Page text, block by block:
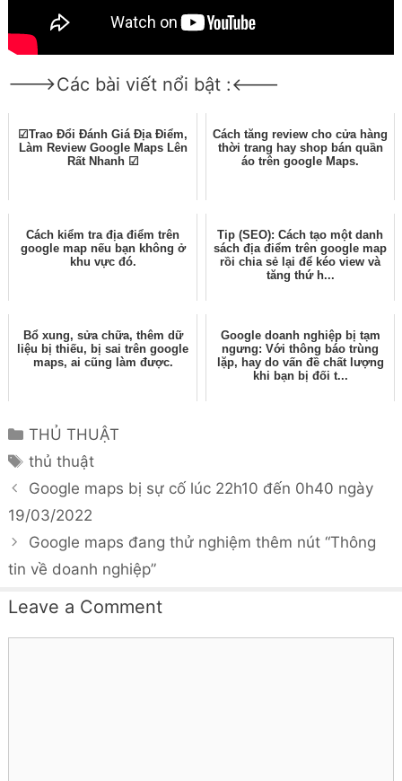
--->Các bài viết nổi bật :<---
☑Trao Đổi Đánh Giá Địa Điểm,
Làm Review Google Maps Lên
Rất Nhanh ☑
Cách tăng review cho cửa hàng
thời trang hay shop bán quần
áo trên google Maps.
Cách kiểm tra địa điểm trên
google map nếu bạn không ở
khu vực đó.
Tip (SEO): Cách tạo một danh
sách địa điểm trên google map
rồi chia sẻ lại để kéo view và
tăng thứ h...
Bổ xung, sửa chữa, thêm dữ
liệu bị thiếu, bị sai trên google
maps, ai cũng làm được.
Google doanh nghiệp bị tạm
ngưng: Với thông báo trùng
lặp, hay do vấn đề chất lượng
khi bạn bị đối t...
Categories
THỦ THUẬT
Tags
thủ thuật
Google maps bị sự cố lúc 22h10 đến 0h40 ngày
19/03/2022
Google maps đang thử nghiệm thêm nút “Thông
tin về doanh nghiệp”
Leave a Comment